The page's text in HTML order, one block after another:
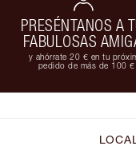
PRESÉNTANOS A
FABULOSAS
y ahórrate 20 € en tu
pedido de más de 100 €